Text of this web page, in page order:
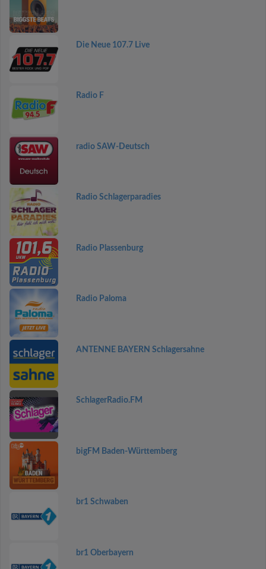
Die Neue 107.7 Live
Radio F
radio SAW-Deutsch
Radio Schlagerparadies
Radio Plassenburg
Radio Paloma
ANTENNE BAYERN Schlagersahne
SchlagerRadio.FM
bigFM Baden-Württemberg
br1 Schwaben
br1 Oberbayern